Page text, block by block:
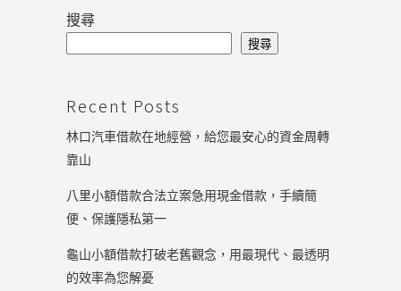
搜尋
搜尋
Recent Posts
林口汽車借款在地經營，給您最安心的資金周轉
靠山
八里小額借款合法立案急用現金借款，手續簡
便、保護隱私第一
龜山小額借款打破老舊觀念，用最現代、最透明
的效率為您解憂